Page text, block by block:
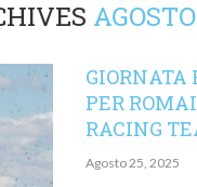
PER
RACING
Agosto 25, 2025